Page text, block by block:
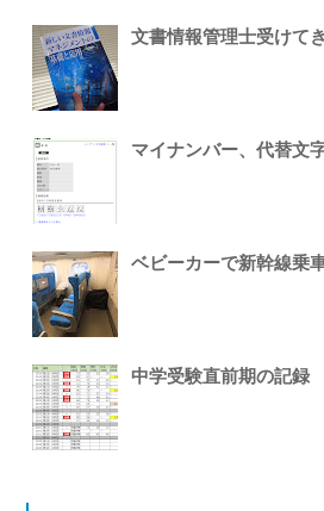
文書情報管理士受けて
マイナンバー、代替文
ベビーカーで新幹線乗
中学受験直前期の記録